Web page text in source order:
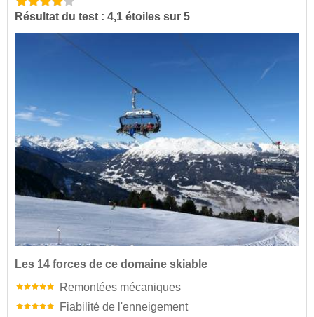
Résultat du test : 4,1 étoiles sur 5
Les 14 forces de ce domaine skiable
Remontées mécaniques
Fiabilité de l'enneigement